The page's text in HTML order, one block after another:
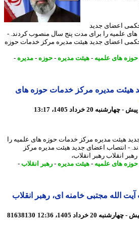
اعضای جدید
را برای مدت پنج سال منصوب کردند. -
جدید هیئت مدیره مرکز خدمات حوزه
های علمیه-هیئت مدیره-حوزه-مدیره-
مدیره مرکز خدمات حوزه های
مدیره مرکز خدمات حوزه های علمیه را
اعضای جدید هیئت مدیره مرکز
رهبر انقلاب،
های علمیه-هیئت مدیره-رهبر انقلاب-
الله مجتبی خامنه ای، رهبر انقلاب
81638130